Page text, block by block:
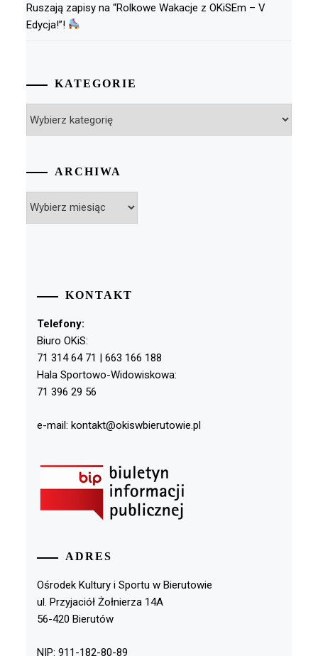
Ruszają zapisy na “Rolkowe Wakacje z OKiSEm – V
Edycja!”!
KATEGORIE
ARCHIWA
KONTAKT
Telefony:
Biuro OKiS:
71 314 64 71 | 663 166 188
Hala Sportowo-Widowiskowa:
71 396 29 56
e-mail: kontakt@okiswbierutowie.pl
ADRES
Ośrodek Kultury i Sportu w Bierutowie
ul. Przyjaciół Żołnierza 14A
56-420 Bierutów
NIP: 911-182-80-89